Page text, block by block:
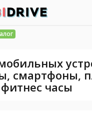
смартфоны,
часы